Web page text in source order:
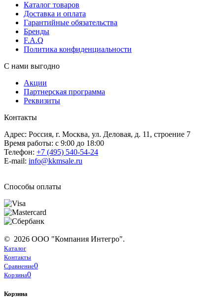
Каталог товаров
Доставка и оплата
Гарантийные обязательства
Бренды
F.A.Q
Политика конфиденциальности
С нами выгодно
Акции
Партнерская программа
Реквизиты
Контакты
Адрес: Россия, г. Москва, ул. Деловая, д. 11, строение 7
Время работы: с 9:00 до 18:00
Телефон: +7 (495) 540-54-24
E-mail: info@kkmsale.ru
Способы оплаты
© 2026 ООО "Компания Интегро".
Каталог
Контакты
Сравнение0
Корзина0
Корзина